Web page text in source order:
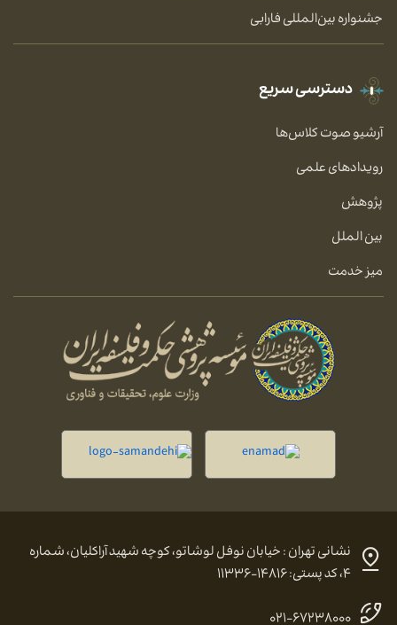
جشنواره بین‌المللی فارابی
دسترسی سریع
آرشیو صوت کلاس‌ها
رویدادهای علمی
پژوهش
بین الملل
میز خدمت
نشانی تهران : خیابان نوفل لوشاتو، کوچه شهید آراکلیان، شماره
۴، کد پستی: ۱۴۸۱۶-۱۱۳۳۶
۰۲۱-۶۷۲۳۸۰۰۰